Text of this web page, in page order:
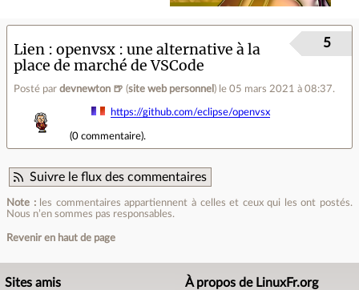
Lien
openvsx : une alternative à la
place de marché de VSCode
Posté par devnewton 🍺 (site web personnel ) le 05 mars 2021 à 08:37.
5
https://github.com/eclipse/openvsx
(0 commentaire).
Suivre le flux des commentaires
Note :les commentaires appartiennent à celles et ceux qui les ont postés.
Nous n’en sommes pas responsables.
Revenir en haut de page
Sites amis À propos de LinuxFr.org